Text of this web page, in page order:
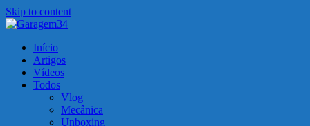
Skip to content
Garagem34
Motos, carros, tecnologia e muito mais!
Início
Artigos
Vídeos
Todos
Vlog
Mecânica
Unboxing